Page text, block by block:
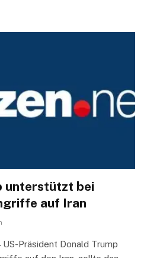
unterstützt bei
auf Iran
US-Präsident Donald Trump